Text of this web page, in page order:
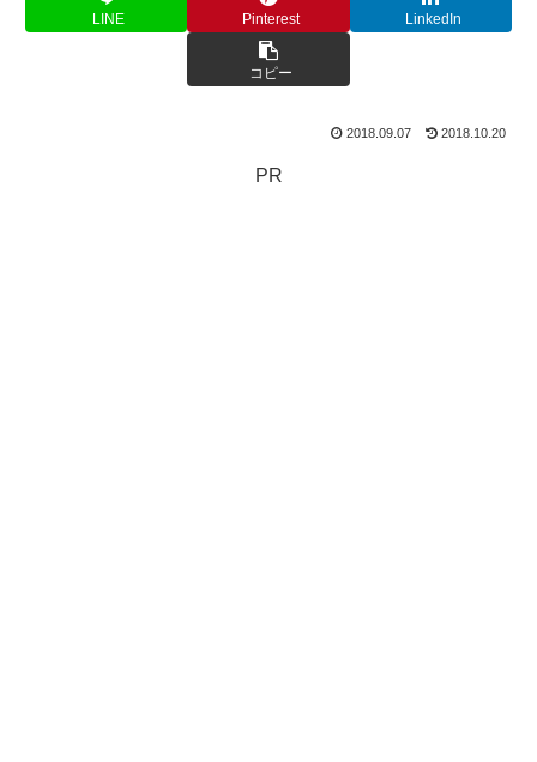
LINE Pinterest LinkedIn
コピー
2018.09.07 2018.10.20
PR